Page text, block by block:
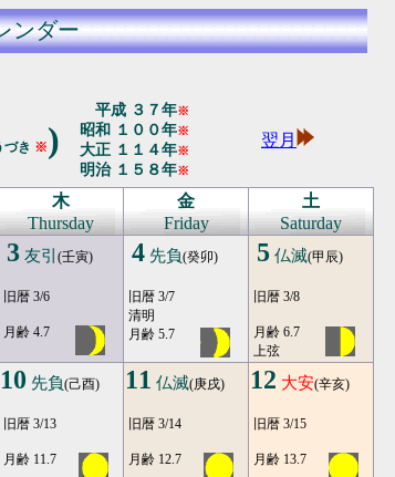
ンダー
づき ※)
平成 ３７年※
昭和 １００年※
大正 １１４年※
明治 １５８年※
翌月
木
Thursday
金
Friday
土
Saturday
3 友引 (壬寅)
旧暦 3/6
月齢 4.7
4 先負(癸卯)
旧暦 3/7
清明
月齢 5.7
5 仏滅(甲辰)
旧暦 3/8
月齢 6.7
上弦
10 先負(己酉)
旧暦 3/13
月齢 11.7
11 仏滅(庚戌)
旧暦 3/14
月齢 12.7
12 大安(辛亥)
旧暦 3/15
月齢 13.7